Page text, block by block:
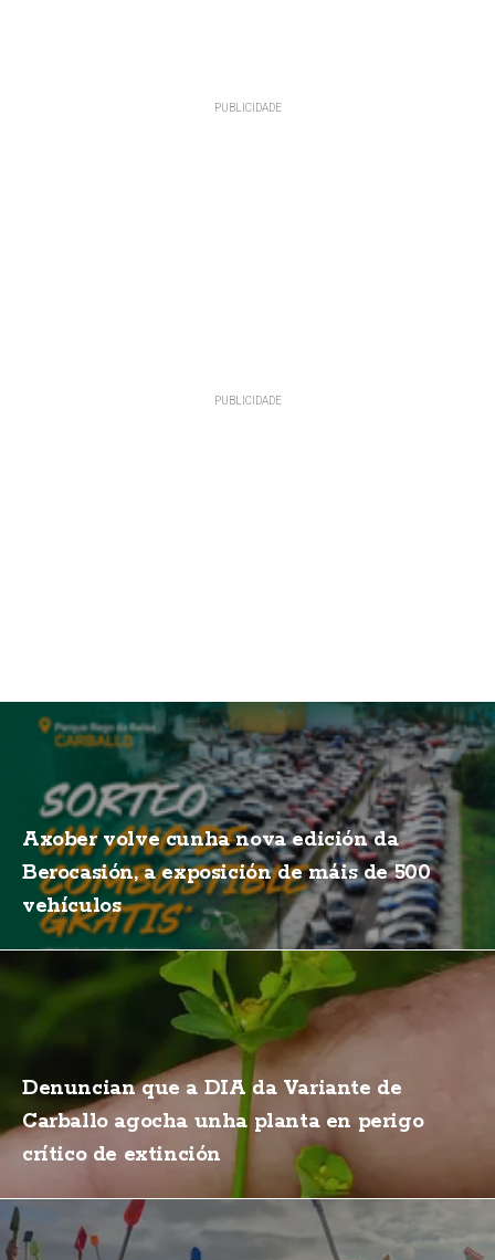
Axober volve cunha nova edición da
Berocasión, a exposición de máis de 500
vehículos
Denuncian que a DIA da Variante de
Carballo agocha unha planta en perigo
crítico de extinción